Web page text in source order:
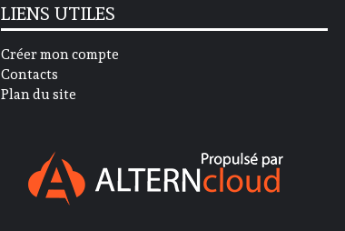
LIENS UTILES
Créer mon compte
Contacts
Plan du site